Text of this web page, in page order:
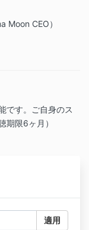
Moon CEO）
です。ご自身のス
期限6ヶ月）
適用